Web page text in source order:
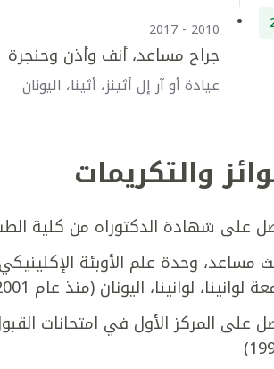
2010 - 2017
جراح مساعد، أنف وأذن وحنجرة
عيادة أو آر إل أثينز، أثينا، اليونان
والتكريمات
على شهادة الدكتوراه من كلية الطب في
مساعد، وحدة علم الأوبئة
لوانينا، لوانينا، اليونان (منذ عام 2001)
على المركز الأول في امتحانات